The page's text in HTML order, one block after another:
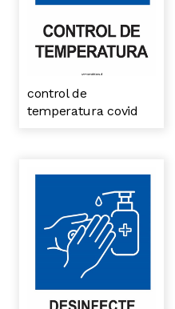
control de
temperatura covid